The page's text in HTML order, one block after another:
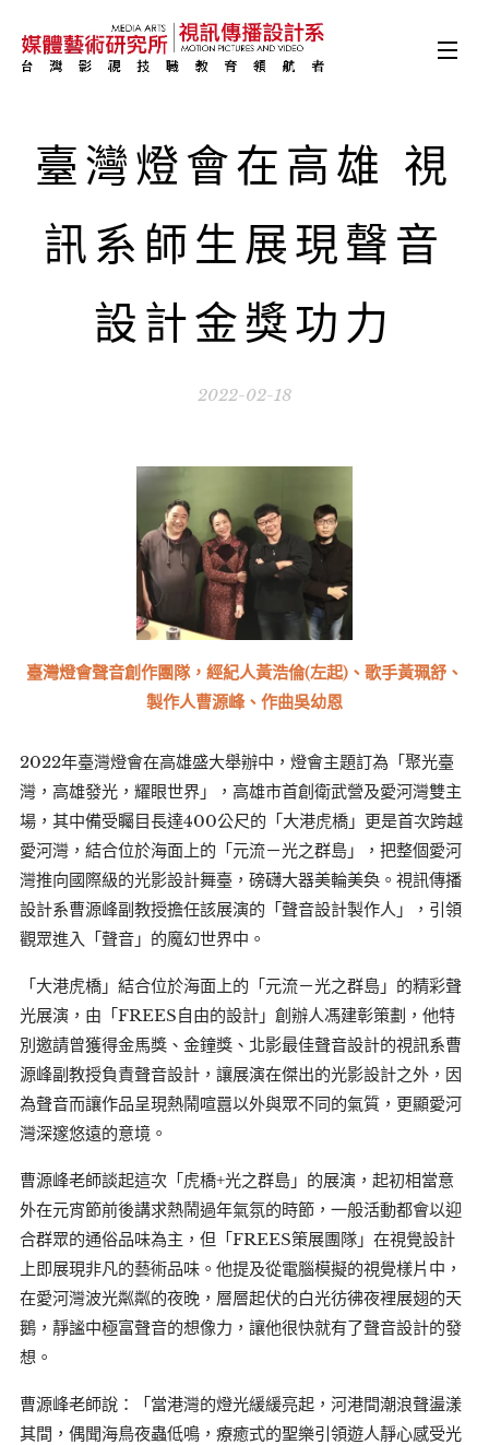
臺灣燈會在高雄 視
訊系師生展現聲音
設計金獎功力
2022-02-18
臺灣燈會聲音創作團隊，經紀人黃浩倫(左起)、歌手黃珮舒、
製作人曹源峰、作曲吳幼恩
2022年臺灣燈會在高雄盛大舉辦中，燈會主題訂為「聚光臺
灣，高雄發光，耀眼世界」，高雄市首創衛武營及愛河灣雙主
場，其中備受矚目長達400公尺的「大港虎橋」更是首次跨越
愛河灣，結合位於海面上的「元流－光之群島」，把整個愛河
灣推向國際級的光影設計舞臺，磅礴大器美輪美奐。視訊傳播
設計系曹源峰副教授擔任該展演的「聲音設計製作人」，引領
觀眾進入「聲音」的魔幻世界中。
「大港虎橋」結合位於海面上的「元流－光之群島」的精彩聲
光展演，由「FREES自由的設計」創辦人馮建彰策劃，他特
別邀請曾獲得金馬獎、金鐘獎、北影最佳聲音設計的視訊系曹
源峰副教授負責聲音設計，讓展演在傑出的光影設計之外，因
為聲音而讓作品呈現熱鬧喧囂以外與眾不同的氣質，更顯愛河
灣深邃悠遠的意境。
曹源峰老師談起這次「虎橋+光之群島」的展演，起初相當意
外在元宵節前後講求熱鬧過年氣氛的時節，一般活動都會以迎
合群眾的通俗品味為主，但「FREES策展團隊」在視覺設計
上即展現非凡的藝術品味。他提及從電腦模擬的視覺樣片中，
在愛河灣波光粼粼的夜晚，層層起伏的白光彷彿夜裡展翅的天
鵝，靜謐中極富聲音的想像力，讓他很快就有了聲音設計的發
想。
曹源峰老師說：「當港灣的燈光緩緩亮起，河港間潮浪聲盪漾
其間，偶聞海鳥夜蟲低鳴，療癒式的聖樂引領遊人靜心感受光